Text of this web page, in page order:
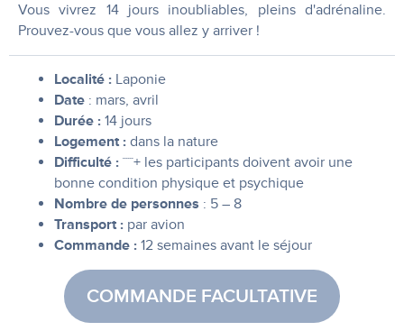
Vous vivrez 14 jours inoubliables, pleins d'adrénaline.
Prouvez-vous que vous allez y arriver !
Localité : Laponie
Date : mars, avril
Durée : 14 jours
Logement : dans la nature
Difficulté : ˙˙˙˙˙˙+ les participants doivent avoir une
bonne condition physique et psychique
Nombre de personnes : 5 – 8
Transport : par avion
Commande : 12 semaines avant le séjour
COMMANDE FACULTATIVE